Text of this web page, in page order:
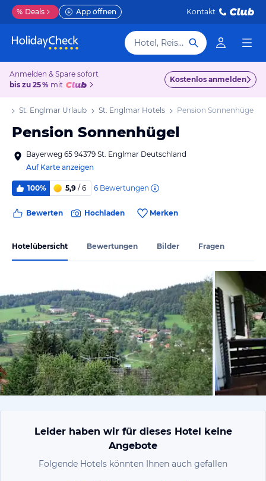
% Deals App öffnen Kontakt
Hotel, Reiseziel
Anmelden & Spare sofort
bis zu 25 % mit
Kostenlos anmelden
St. Englmar Urlaub St. Englmar Hotels Pension Sonnenhügel
Pension Sonnenhügel
Bayerweg 65 94379 St. Englmar Deutschland
Auf Karte anzeigen
100% 5,9 / 6 6 Bewertungen
Bewerten Hochladen Merken
Hotelübersicht Bewertungen Bilder Fragen
von Alex,
Leider haben wir für dieses Hotel keine
Angebote
Folgende Hotels könnten Ihnen auch gefallen